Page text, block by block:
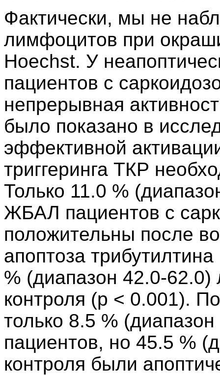
Фактически, мы не
лимфоцитов при
Hoechst. У
пациентов с
непрерывная
было показано в
эффективной
триггеринга ТКР
Только 11.0 %
ЖБАЛ пациентов с
положительны после
апоптоза
% (диапазон 42.0-
контроля (p < 0.001).
только 8.5 %
пациентов, но 45.5 %
контроля были